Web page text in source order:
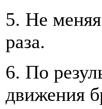
5. Не
раза.
6. По
движения